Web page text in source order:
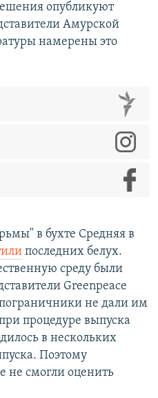
опубликуют
Амурской
намерены это
в бухте Средняя в
последних белух.
среду были
Greenpeace
не дали им
процедуре выпуска
в нескольких
Поэтому
не смогли оценить